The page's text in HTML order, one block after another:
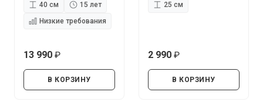
40 см
15 лет
Низкие требования
13 990
В КОРЗИНУ
25 см
2 990
В КОРЗИНУ